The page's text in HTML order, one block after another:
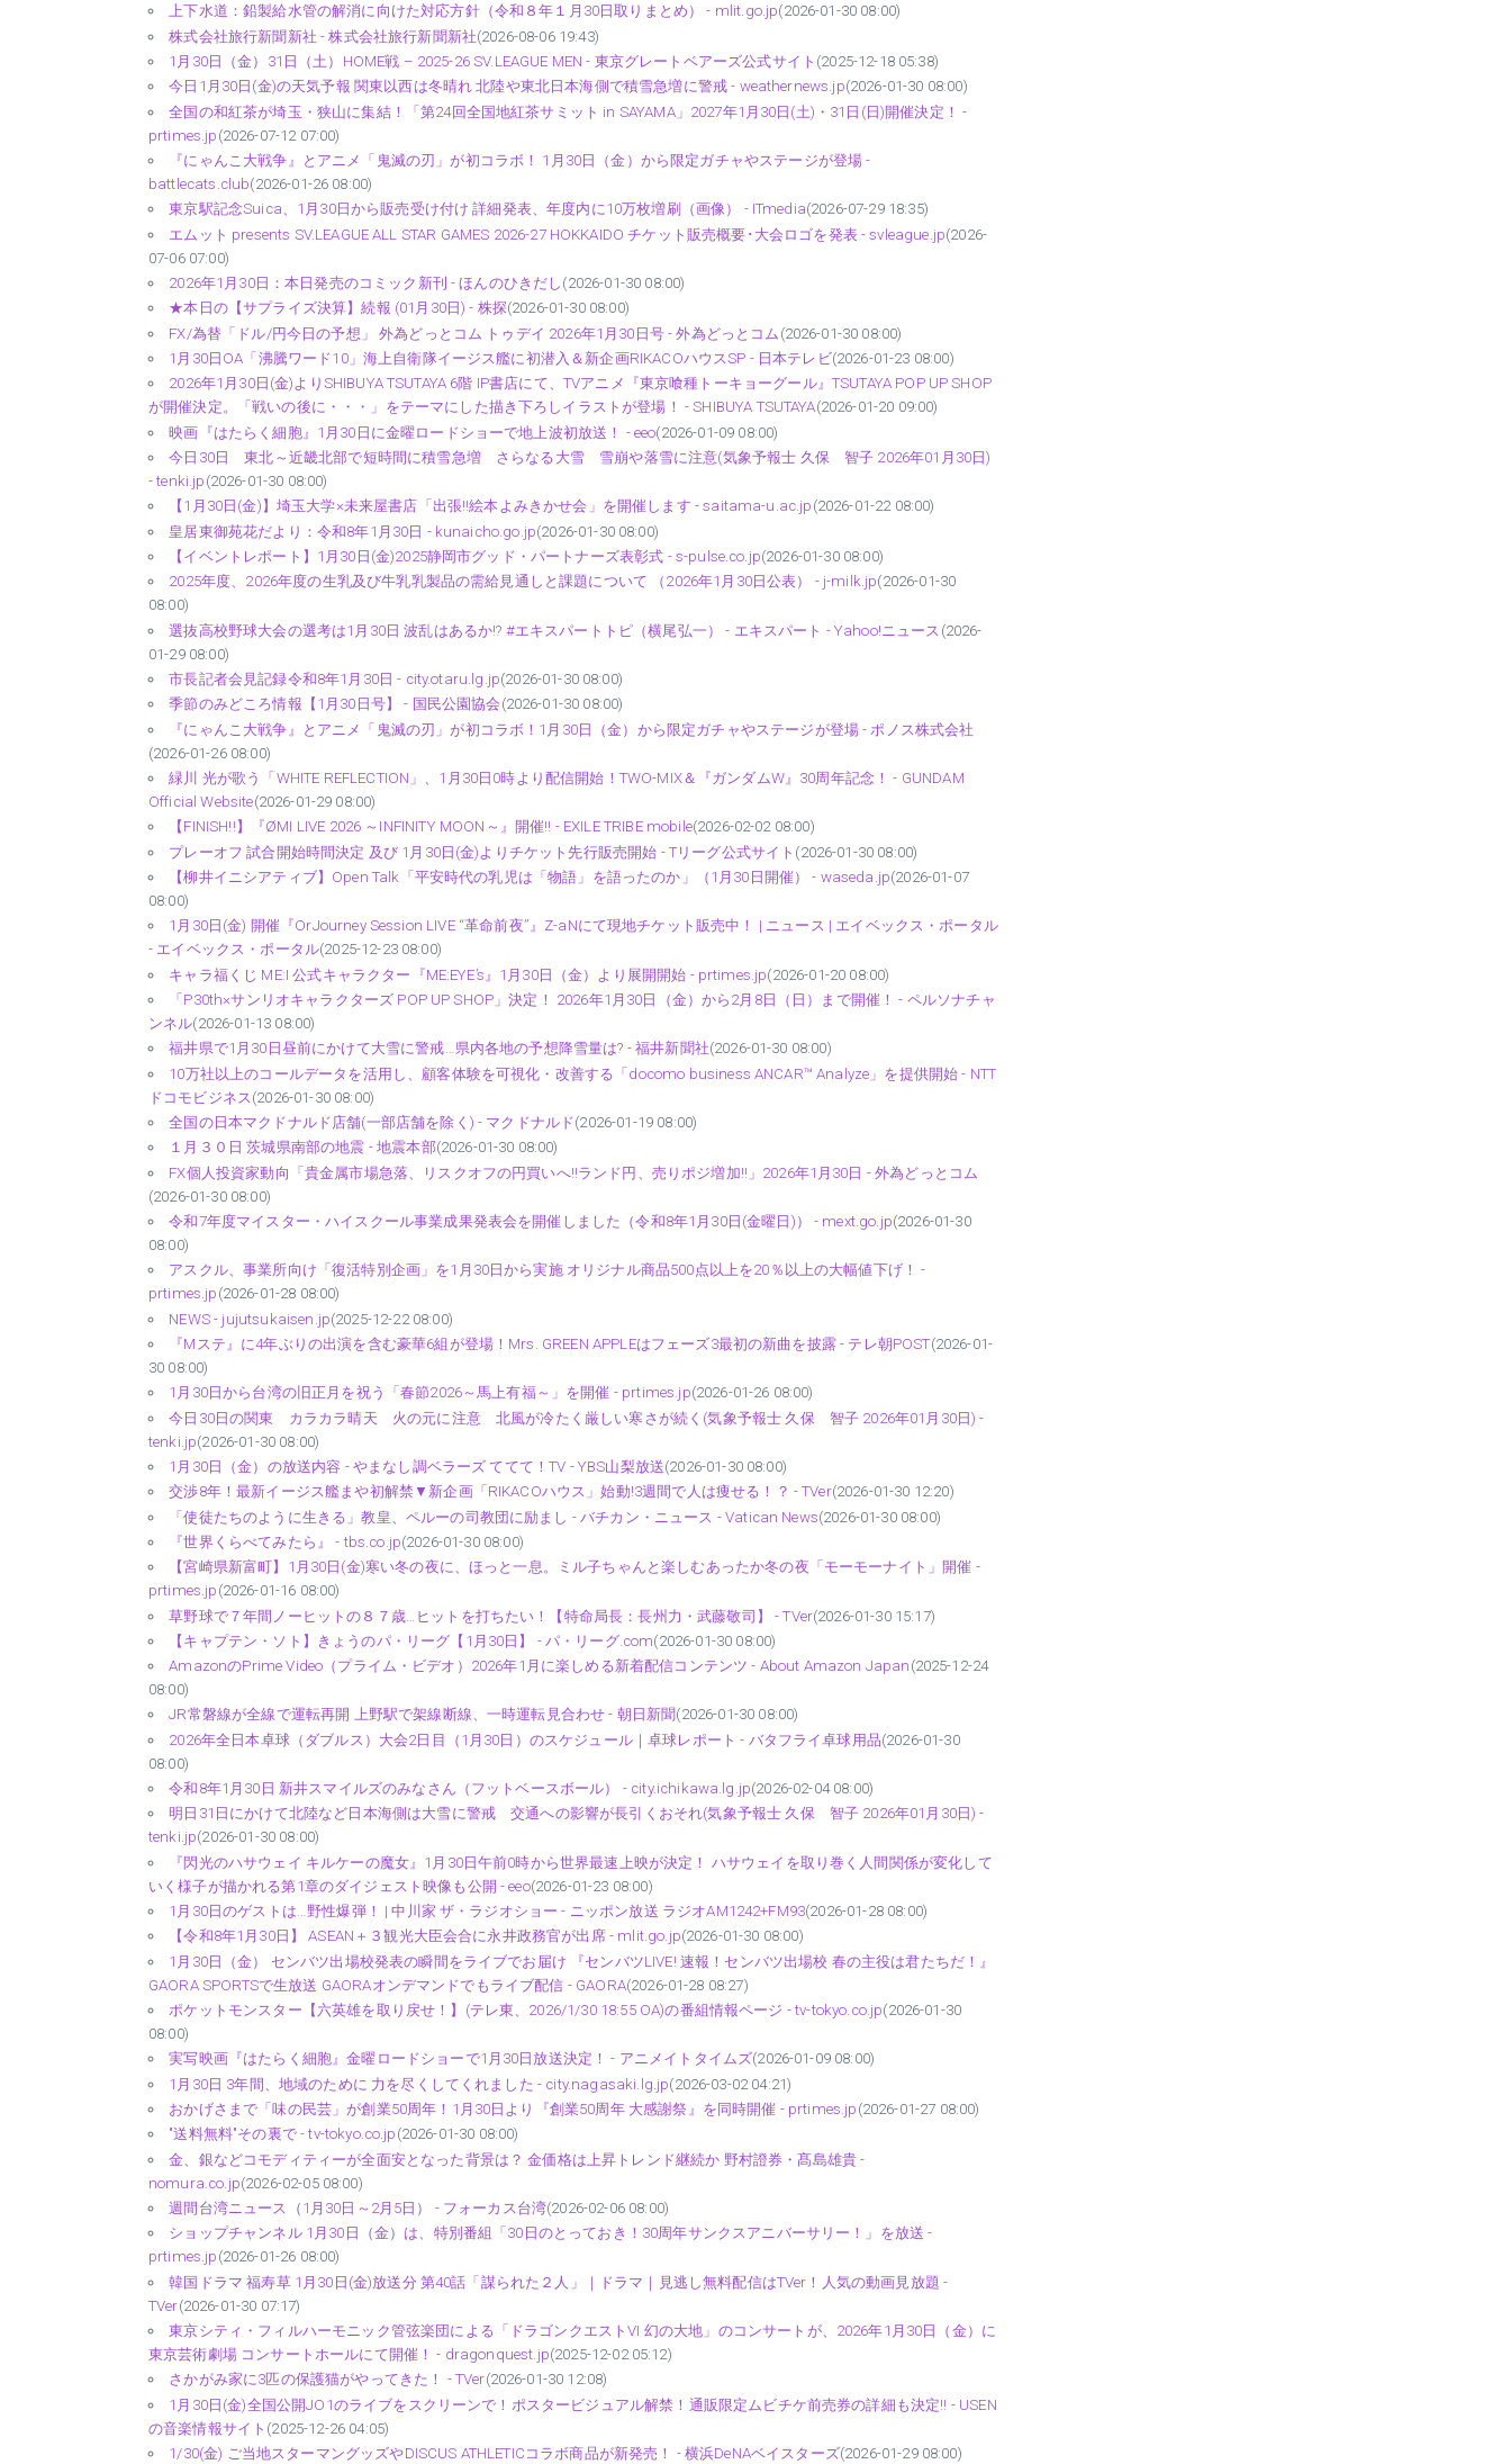
上下水道：鉛製給水管の解消に向けた対応方針（令和８年１月30日取りまとめ） - mlit.go.jp(2026-01-30 08:00)
株式会社旅行新聞新社 - 株式会社旅行新聞新社(2026-08-06 19:43)
1月30日（金）31日（土）HOME戦 – 2025-26 SV.LEAGUE MEN - 東京グレートベアーズ公式サイト (2025-12-18 05:38)
今日1月30日(金)の天気予報 関東以西は冬晴れ 北陸や東北日本海側で積雪急増に警戒 - weathernews.jp(2026-01-30 08:00)
全国の和紅茶が埼玉・狭山に集結！「第24回全国地紅茶サミット in SAYAMA」2027年1月30日(土)・31日(日)開催決定！ -
prtimes.jp (2026-07-12 07:00)
『にゃんこ大戦争』とアニメ「鬼滅の刃」が初コラボ！ 1月30日（金）から限定ガチャやステージが登場 -
battlecats.club(2026-01-26 08:00)
東京駅記念Suica、1月30日から販売受け付け 詳細発表、年度内に10万枚増刷（画像） - ITmedia(2026-07-29 18:35)
エムット presents SV.LEAGUE ALL STAR GAMES 2026-27 HOKKAIDO チケット販売概要･大会ロゴを発表 - svleague.jp(2026-
07-06 07:00)
2026年1月30日：本日発売のコミック新刊 - ほんのひきだし (2026-01-30 08:00)
★本日の【サプライズ決算】続報 (01月30日) - 株探(2026-01-30 08:00)
FX/為替「ドル/円今日の予想」 外為どっとコム トゥデイ 2026年1月30日号 - 外為どっとコム (2026-01-30 08:00)
1月30日OA「沸騰ワード10」海上自衛隊イージス艦に初潜入＆新企画RIKACOハウスSP - 日本テレビ(2026-01-23 08:00)
2026年1月30日(金)よりSHIBUYA TSUTAYA 6階 IP書店にて、TVアニメ『東京喰種トーキョーグール』TSUTAYA POP UP SHOP
が開催決定。「戦いの後に・・・」をテーマにした描き下ろしイラストが登場！ - SHIBUYA TSUTAYA(2026-01-20 09:00)
映画『はたらく細胞』1月30日に金曜ロードショーで地上波初放送！ - eeo(2026-01-09 08:00)
今日30日 東北～近畿北部で短時間に積雪急増 さらなる大雪 雪崩や落雪に注意(気象予報士 久保 智子 2026年01月30日)
- tenki.jp (2026-01-30 08:00)
【1月30日(金)】埼玉大学×未来屋書店「出張!!絵本よみきかせ会」を開催します - saitama-u.ac.jp (2026-01-22 08:00)
皇居東御苑花だより：令和8年1月30日 - kunaicho.go.jp(2026-01-30 08:00)
【イベントレポート】1月30日(金)2025静岡市グッド・パートナーズ表彰式 - s-pulse.co.jp(2026-01-30 08:00)
2025年度、2026年度の生乳及び牛乳乳製品の需給見通しと課題について （2026年1月30日公表） - j-milk.jp(2026-01-30
08:00)
選抜高校野球大会の選考は1月30日 波乱はあるか!? #エキスパートトピ（横尾弘一） - エキスパート - Yahoo!ニュース (2026-
01-29 08:00)
市長記者会見記録令和8年1月30日 - city.otaru.lg.jp(2026-01-30 08:00)
季節のみどころ情報【1月30日号】 - 国民公園協会 (2026-01-30 08:00)
『にゃんこ大戦争』とアニメ「鬼滅の刃」が初コラボ！1月30日（金）から限定ガチャやステージが登場 - ポノス株式会社
(2026-01-26 08:00)
緑川 光が歌う「WHITE REFLECTION」、1月30日0時より配信開始！TWO-MIX＆『ガンダムW』30周年記念！ - GUNDAM
Official Website(2026-01-29 08:00)
【FINISH!!】『ØMI LIVE 2026 ～INFINITY MOON～』開催!! - EXILE TRIBE mobile(2026-02-02 08:00)
プレーオフ 試合開始時間決定 及び 1月30日(金)よりチケット先行販売開始 - Tリーグ公式サイト (2026-01-30 08:00)
【柳井イニシアティブ】Open Talk「平安時代の乳児は「物語」を語ったのか」（1月30日開催） - waseda.jp(2026-01-07
08:00)
1月30日(金) 開催『OrJourney Session LIVE “革命前夜”』Z-aNにて現地チケット販売中！ | ニュース | エイベックス・ポータル
- エイベックス・ポータル(2025-12-23 08:00)
キャラ福くじ ME:I 公式キャラクター『ME:EYE’s』1月30日（金）より展開開始 - prtimes.jp(2026-01-20 08:00)
「P30th×サンリオキャラクターズ POP UP SHOP」決定！ 2026年1月30日（金）から2月8日（日）まで開催！ - ペルソナチャ
ンネル(2026-01-13 08:00)
福井県で1月30日昼前にかけて大雪に警戒…県内各地の予想降雪量は? - 福井新聞社(2026-01-30 08:00)
10万社以上のコールデータを活用し、顧客体験を可視化・改善する「docomo business ANCAR™ Analyze」を提供開始 - NTT
ドコモビジネス (2026-01-30 08:00)
全国の日本マクドナルド店舗(一部店舗を除く) - マクドナルド(2026-01-19 08:00)
１月３０日 茨城県南部の地震 - 地震本部(2026-01-30 08:00)
FX個人投資家動向「貴金属市場急落、リスクオフの円買いへ‼ランド円、売りポジ増加‼」2026年1月30日 - 外為どっとコム
(2026-01-30 08:00)
令和7年度マイスター・ハイスクール事業成果発表会を開催しました（令和8年1月30日(金曜日)） - mext.go.jp(2026-01-30
08:00)
アスクル、事業所向け「復活特別企画」を1月30日から実施 オリジナル商品500点以上を20％以上の大幅値下げ！ -
prtimes.jp (2026-01-28 08:00)
NEWS - jujutsukaisen.jp(2025-12-22 08:00)
『Mステ』に4年ぶりの出演を含む豪華6組が登場！Mrs. GREEN APPLEはフェーズ3最初の新曲を披露 - テレ朝POST(2026-01-
30 08:00)
1月30日から台湾の旧正月を祝う「春節2026～馬上有福～」を開催 - prtimes.jp(2026-01-26 08:00)
今日30日の関東 カラカラ晴天 火の元に注意 北風が冷たく厳しい寒さが続く(気象予報士 久保 智子 2026年01月30日) -
tenki.jp(2026-01-30 08:00)
1月30日（金）の放送内容 - やまなし調ベラーズ ててて！TV - YBS山梨放送(2026-01-30 08:00)
交渉8年！最新イージス艦まや初解禁▼新企画「RIKACOハウス」始動!3週間で人は痩せる！？ - TVer(2026-01-30 12:20)
「使徒たちのように生きる」教皇、ペルーの司教団に励まし - バチカン・ニュース - Vatican News(2026-01-30 08:00)
『世界くらべてみたら』 - tbs.co.jp(2026-01-30 08:00)
【宮崎県新富町】1月30日(金)寒い冬の夜に、ほっと一息。ミル子ちゃんと楽しむあったか冬の夜「モーモーナイト」開催 -
prtimes.jp (2026-01-16 08:00)
草野球で７年間ノーヒットの８７歳…ヒットを打ちたい！【特命局長：長州力・武藤敬司】 - TVer(2026-01-30 15:17)
【キャプテン・ソト】きょうのパ・リーグ【1月30日】 - パ・リーグ.com(2026-01-30 08:00)
AmazonのPrime Video（プライム・ビデオ）2026年1月に楽しめる新着配信コンテンツ - About Amazon Japan (2025-12-24
08:00)
JR常磐線が全線で運転再開 上野駅で架線断線、一時運転見合わせ - 朝日新聞(2026-01-30 08:00)
2026年全日本卓球（ダブルス）大会2日目（1月30日）のスケジュール｜卓球レポート - バタフライ卓球用品(2026-01-30
08:00)
令和8年1月30日 新井スマイルズのみなさん（フットベースボール） - city.ichikawa.lg.jp(2026-02-04 08:00)
明日31日にかけて北陸など日本海側は大雪に警戒 交通への影響が長引くおそれ(気象予報士 久保 智子 2026年01月30日) -
tenki.jp(2026-01-30 08:00)
『閃光のハサウェイ キルケーの魔女』1月30日午前0時から世界最速上映が決定！ ハサウェイを取り巻く人間関係が変化して
いく様子が描かれる第1章のダイジェスト映像も公開 - eeo(2026-01-23 08:00)
1月30日のゲストは…野性爆弾！ | 中川家 ザ・ラジオショー - ニッポン放送 ラジオAM1242+FM93(2026-01-28 08:00)
【令和8年1月30日】 ASEAN＋３観光大臣会合に永井政務官が出席 - mlit.go.jp(2026-01-30 08:00)
1月30日（金） センバツ出場校発表の瞬間をライブでお届け 『センバツLIVE! 速報！センバツ出場校 春の主役は君たちだ！』
GAORA SPORTSで生放送 GAORAオンデマンドでもライブ配信 - GAORA(2026-01-28 08:27)
ポケットモンスター【六英雄を取り戻せ！】(テレ東、2026/1/30 18:55 OA)の番組情報ページ - tv-tokyo.co.jp(2026-01-30
08:00)
実写映画『はたらく細胞』金曜ロードショーで1月30日放送決定！ - アニメイトタイムズ(2026-01-09 08:00)
1月30日 3年間、地域のために 力を尽くしてくれました - city.nagasaki.lg.jp(2026-03-02 04:21)
おかげさまで「味の民芸」が創業50周年！1月30日より『創業50周年 大感謝祭』を同時開催 - prtimes.jp (2026-01-27 08:00)
"送料無料"その裏で - tv-tokyo.co.jp (2026-01-30 08:00)
金、銀などコモディティーが全面安となった背景は？ 金価格は上昇トレンド継続か 野村證券・髙島雄貴 -
nomura.co.jp(2026-02-05 08:00)
週間台湾ニュース（1月30日～2月5日） - フォーカス台湾(2026-02-06 08:00)
ショップチャンネル 1月30日（金）は、特別番組「30日のとっておき！30周年サンクスアニバーサリー！」を放送 -
prtimes.jp (2026-01-26 08:00)
韓国ドラマ 福寿草 1月30日(金)放送分 第40話「謀られた２人」｜ドラマ｜見逃し無料配信はTVer！人気の動画見放題 -
TVer(2026-01-30 07:17)
東京シティ・フィルハーモニック管弦楽団による「ドラゴンクエストVI 幻の大地」のコンサートが、2026年1月30日（金）に
東京芸術劇場 コンサートホールにて開催！ - dragonquest.jp(2025-12-02 05:12)
さかがみ家に3匹の保護猫がやってきた！ - TVer(2026-01-30 12:08)
1月30日(金)全国公開JO1のライブをスクリーンで！ポスタービジュアル解禁！通販限定ムビチケ前売券の詳細も決定!! - USEN
の音楽情報サイト (2025-12-26 04:05)
1/30(金) ご当地スターマングッズやDISCUS ATHLETICコラボ商品が新発売！ - 横浜DeNAベイスターズ(2026-01-29 08:00)